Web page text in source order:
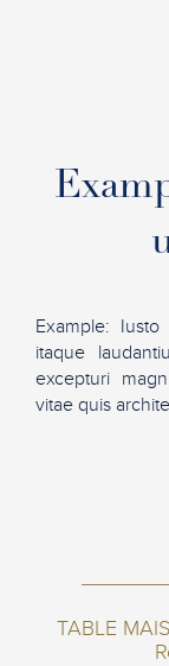
Example:
itaque
excepturi
vitae quis
TABLE